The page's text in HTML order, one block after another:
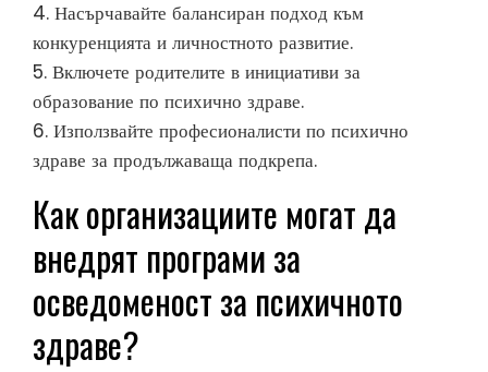
4. Насърчавайте балансиран подход към
конкуренцията и личностното развитие.
5. Включете родителите в инициативи за
образование по психично здраве.
6. Използвайте професионалисти по психично
здраве за продължаваща подкрепа.
Как организациите могат да
внедрят програми за
осведоменост за психичното
здраве?